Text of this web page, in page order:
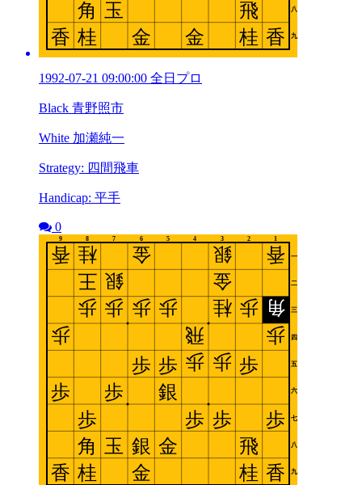
1992-07-21 09:00:00 全日プロ
Black 青野照市
White 加瀬純一
Strategy: 四間飛車
Handicap: 平手
0